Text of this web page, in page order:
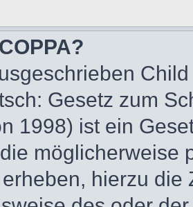
Gesetz zum
1998) ist ein
möglicherweise
hierzu die